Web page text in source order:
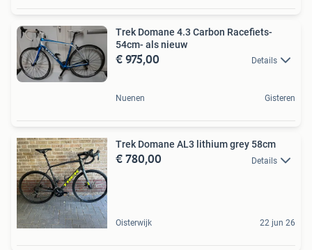
Trek Domane 4.3 Carbon Racefiets-
54cm- als nieuw
€ 975,00 Details
Nuenen Gisteren
Trek Domane AL3 lithium grey 58cm
€ 780,00 Details
Oisterwijk 22 jun 26